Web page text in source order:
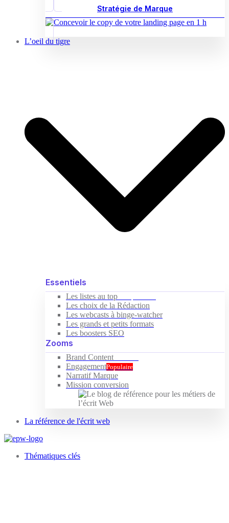
Stratégie de Marque
L’oeil du tigre
Essentiels
Les listes au top
Les choix de la Rédaction
Les webcasts à binge-watcher
Les grands et petits formats
Les boosters SEO
Zooms
Brand Content
EngagementPopulaire
Narratif Marque
Mission conversion
La référence de l'écrit web
Thématiques clés